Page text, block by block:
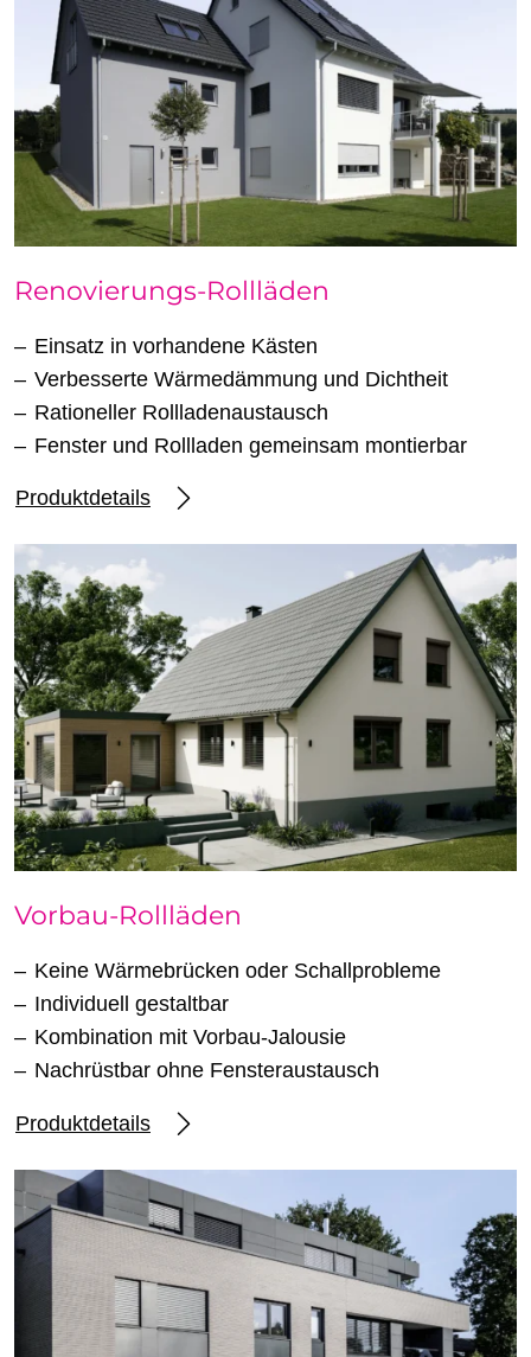
Renovierungs-Rollläden
Einsatz in vorhandene Kästen
Verbesserte Wärmedämmung und Dichtheit
Rationeller Rollladenaustausch
Fenster und Rollladen gemeinsam montierbar
Produktdetails
Vorbau-Rollläden
Keine Wärmebrücken oder Schallprobleme
Individuell gestaltbar
Kombination mit Vorbau-Jalousie
Nachrüstbar ohne Fensteraustausch
Produktdetails